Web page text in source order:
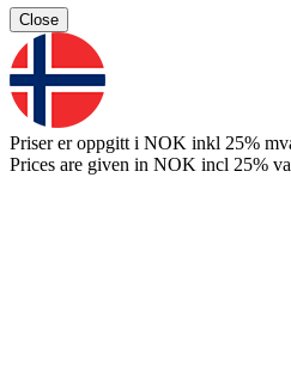
Close
Priser er oppgitt i NOK inkl 25%
Prices are given in NOK incl 25%